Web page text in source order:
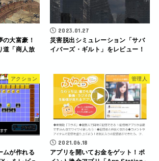
大富豪！
道「商人放
2023.01.27
災害脱出シミュレーション「サバ
イバーズ・ギルト」をレビュー！
アクション
ムが作れる
管理人
2021.06.18
アプリを開いてお金をゲット！ポ